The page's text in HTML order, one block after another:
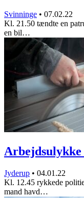
Svinninge • 07.02.22
Kl. 21.50 tændte en
en bil…
Jyderup • 04.01.22
Kl. 12.45 rykkede
mand havd…